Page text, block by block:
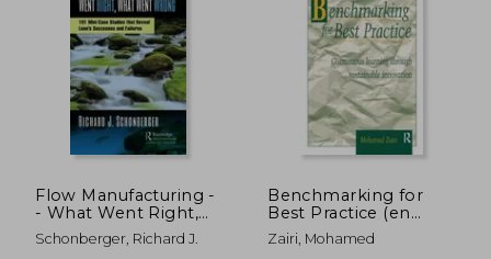
Flow Manufacturing -
- What Went Right,
What Went Wrong:
101 Mini-Case Studies
Schonberger, Richard J.
Benchmarking for
Best Practice (en
Inglés)
Zairi, Mohamed